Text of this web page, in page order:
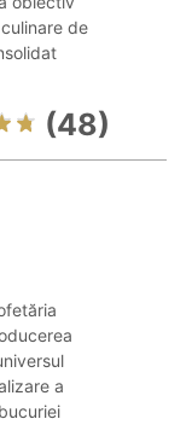
de
(48)
a